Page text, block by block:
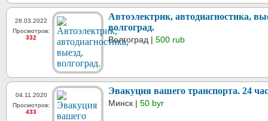
28.03.2022
Просмотров:
332
Автоэлектрик, автодиагностика,
волгоград.
Волгоград | 500 rub
04.11.2020
Просмотров:
433
Эвакуция вашего транспорта. 24
Минск | 50 byr